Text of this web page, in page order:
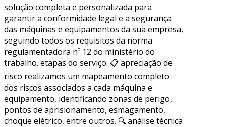
solução completa e personalizada para
garantir a conformidade legal e a segurança
das máquinas e equipamentos da sua empresa,
seguindo todos os requisitos da norma
regulamentadora nº 12 do ministério do
trabalho. etapas do serviço: 📋 apreciação de
risco realizamos um mapeamento completo
dos riscos associados a cada máquina e
equipamento, identificando zonas de perigo,
pontos de aprisionamento, esmagamento,
choque elétrico, entre outros. 🔍 análise técnica